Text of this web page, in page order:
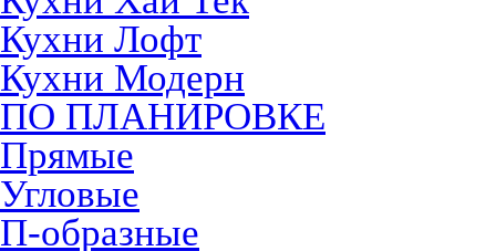
Кухни Лофт
Кухни Модерн
ПО ПЛАНИРОВКЕ
Прямые
Угловые
П-образные